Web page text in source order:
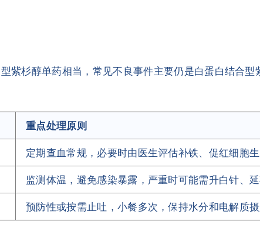
紫杉醇单药相当，常见不良事件主要仍是白蛋白结合型
重点处理原则
定期查血常规，必要时由医生评估补铁、促红细胞
监测体温，避免感染暴露，严重时可能需升白针、
预防性或按需止吐，小餐多次，保持水分和电解质摄